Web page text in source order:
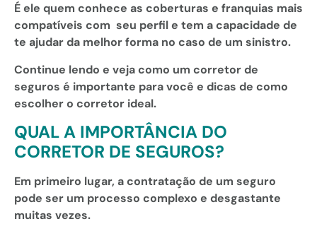
É ele quem conhece as coberturas e franquias mais
compatíveis com seu perfil e tem a capacidade de
te ajudar da melhor forma no caso de um sinistro.
Continue lendo e veja como um corretor de
seguros é importante para você e dicas de como
escolher o corretor ideal.
QUAL A IMPORTÂNCIA DO
CORRETOR DE SEGUROS?
Em primeiro lugar, a contratação de um seguro
pode ser um processo complexo e desgastante
muitas vezes.